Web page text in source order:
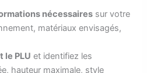
nécessaires sur votre
matériaux envisagés,
le PLU et identifiez les
hauteur maximale, style